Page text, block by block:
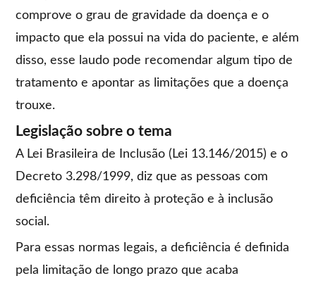
comprove o grau de gravidade da doença e o
impacto que ela possui na vida do paciente, e além
disso, esse laudo pode recomendar algum tipo de
tratamento e apontar as limitações que a doença
trouxe.
Legislação sobre o tema
A Lei Brasileira de Inclusão (Lei 13.146/2015) e o
Decreto 3.298/1999, diz que as pessoas com
deficiência têm direito à proteção e à inclusão
social.
Para essas normas legais, a deficiência é definida
pela limitação de longo prazo que acaba